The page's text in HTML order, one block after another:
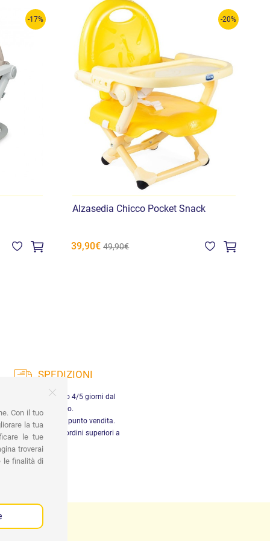
-17% -20%
Alzasedia Chicco Pocket Snack
39,90€ 49,90€
SPEDIZIONI
in Italia entro 4/5 giorni dal
pagamento.
gratuito presso il punto vendita.
gratuita per ordini superiori a
29,90 €
Con il tuo
la tua
le tue
troverai
le finalità di